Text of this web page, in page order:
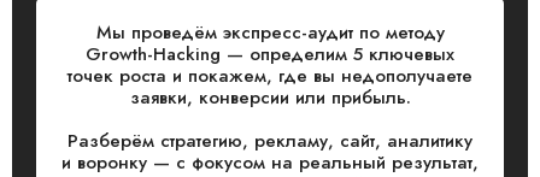
Мы проведём экспресс-аудит по методу
Growth-Hacking — определим 5 ключевых
точек роста и покажем, где вы недополучаете
заявки, конверсии или прибыль.
Разберём стратегию, рекламу, сайт, аналитику
и воронку — с фокусом на реальный результат,